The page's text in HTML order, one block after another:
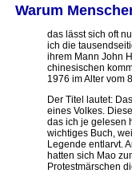
Warum
das lässt sich oft
ich die
ihrem Mann John
chinesischen
1976 im Alter vom
Der Titel lautet:
eines Volkes.
das ich je gelesen
wichtiges Buch,
Legende entlarvt.
hatten sich Mao
Protestmärschen